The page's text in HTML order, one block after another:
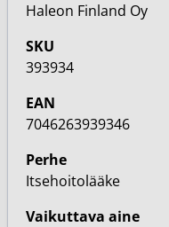
Haleon Finland Oy
SKU
393934
EAN
7046263939346
Perhe
Itsehoitolääke
Vaikuttava aine